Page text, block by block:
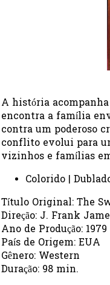
A história
encontra a família
contra um poderoso
conflito evolui para
vizinhos e famílias
Colorido |
Título Original: The
Direção: J. Frank
Ano de Produção: 1979
País de Origem: EUA
Gênero: Western
Duração: 98 min.